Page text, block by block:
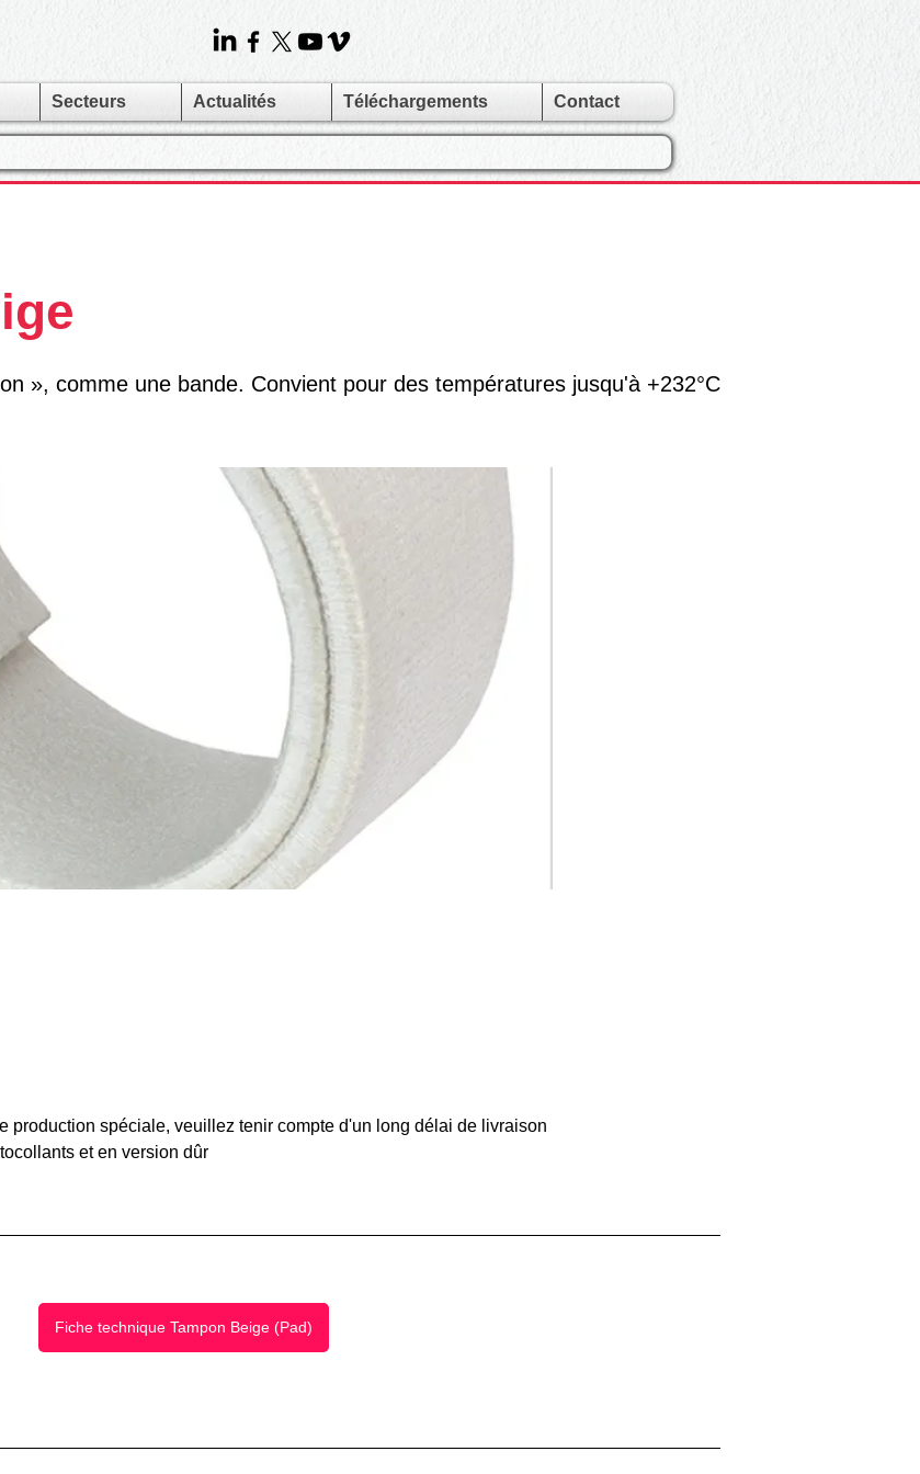
Secteurs Actualités Téléchargements Contact
», comme une bande. Convient pour des températures jusqu'à +232°C
production spéciale, veuillez tenir compte d'un long délai de livraison
et en version dûr
Fiche technique Tampon Beige (Pad)